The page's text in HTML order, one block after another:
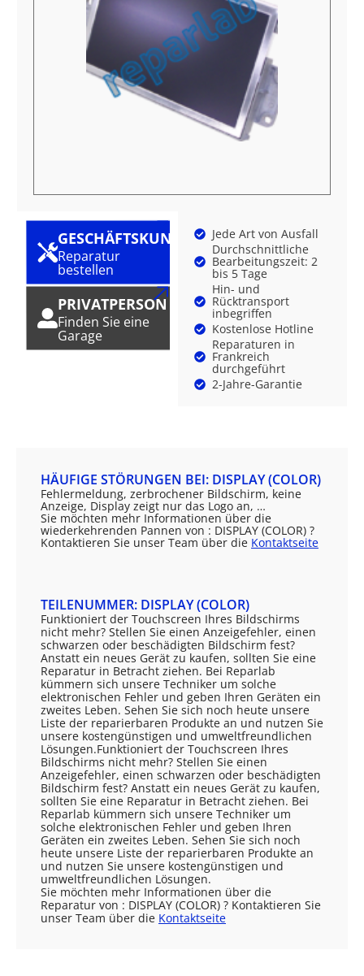
GESCHÄFTSKUNDE
Reparatur
bestellen
PRIVATPERSON
Finden Sie eine
Garage
Jede Art von Ausfall
Durchschnittliche
Bearbeitungszeit: 2
bis 5 Tage
Hin- und
Rücktransport
inbegriffen
Kostenlose Hotline
Reparaturen in
Frankreich
durchgeführt
2-Jahre-Garantie
HÄUFIGE STÖRUNGEN BEI: DISPLAY (COLOR)
Fehlermeldung, zerbrochener Bildschirm, keine
Anzeige, Display zeigt nur das Logo an, …
Sie möchten mehr Informationen über die
wiederkehrenden Pannen von : DISPLAY (COLOR) ?
Kontaktieren Sie unser Team über die Kontaktseite
TEILENUMMER: DISPLAY (COLOR)
Funktioniert der Touchscreen Ihres Bildschirms
nicht mehr? Stellen Sie einen Anzeigefehler, einen
schwarzen oder beschädigten Bildschirm fest?
Anstatt ein neues Gerät zu kaufen, sollten Sie eine
Reparatur in Betracht ziehen. Bei Reparlab
kümmern sich unsere Techniker um solche
elektronischen Fehler und geben Ihren Geräten ein
zweites Leben. Sehen Sie sich noch heute unsere
Liste der reparierbaren Produkte an und nutzen Sie
unsere kostengünstigen und umweltfreundlichen
Lösungen.Funktioniert der Touchscreen Ihres
Bildschirms nicht mehr? Stellen Sie einen
Anzeigefehler, einen schwarzen oder beschädigten
Bildschirm fest? Anstatt ein neues Gerät zu kaufen,
sollten Sie eine Reparatur in Betracht ziehen. Bei
Reparlab kümmern sich unsere Techniker um
solche elektronischen Fehler und geben Ihren
Geräten ein zweites Leben. Sehen Sie sich noch
heute unsere Liste der reparierbaren Produkte an
und nutzen Sie unsere kostengünstigen und
umweltfreundlichen Lösungen.
Sie möchten mehr Informationen über die
Reparatur von : DISPLAY (COLOR) ? Kontaktieren Sie
unser Team über die Kontaktseite